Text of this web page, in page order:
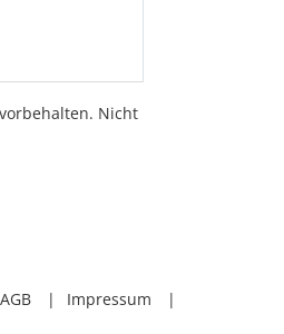
Nicht
AGB Impressum